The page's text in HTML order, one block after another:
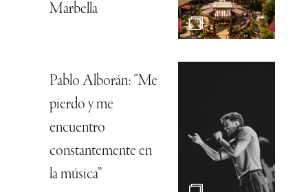
Marbella
Pablo Alborán: “Me
pierdo y me
encuentro
constantemente en
la música”